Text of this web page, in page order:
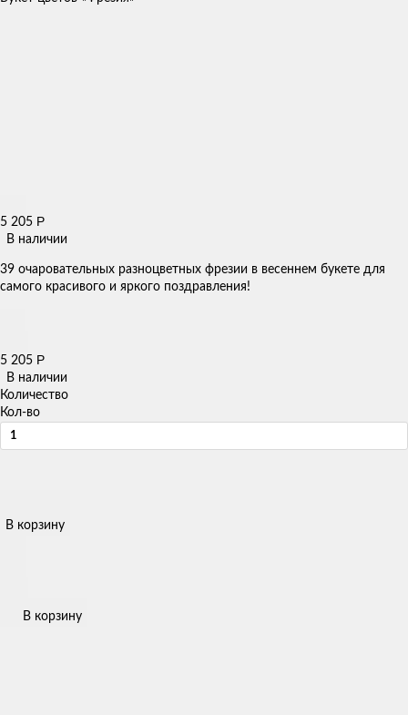
5 205 Р
В наличии
39 очаровательных разноцветных фрезии в весеннем букете для
самого красивого и яркого поздравления!
5 205 Р
В наличии
Количество
Кол-во
В корзину
В корзину